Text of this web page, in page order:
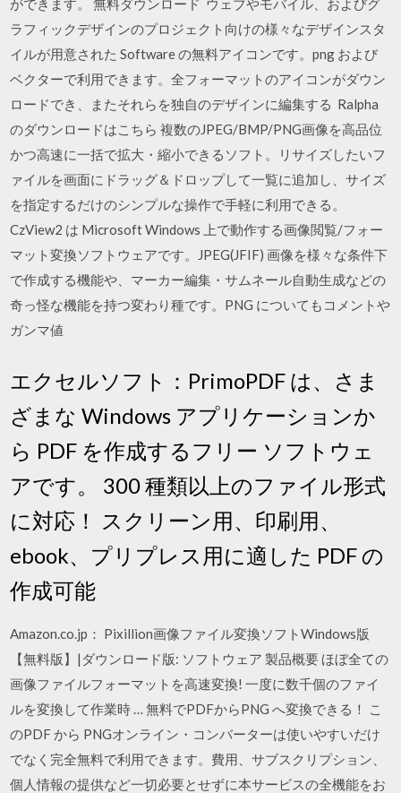
ができます。 無料ダウンロード ウェブやモバイル、およびグ
ラフィックデザインのプロジェクト向けの様々なデザインスタ
イルが用意された Software の無料アイコンです。png および
ベクターで利用できます。全フォーマットのアイコンがダウン
ロードでき、またそれらを独自のデザインに編集する Ralpha
のダウンロードはこちら 複数のJPEG/BMP/PNG画像を高品位
かつ高速に一括で拡大・縮小できるソフト。リサイズしたいフ
ァイルを画面にドラッグ＆ドロップして一覧に追加し、サイズ
を指定するだけのシンプルな操作で手軽に利用できる。
CzView2 は Microsoft Windows 上で動作する画像閲覧/フォー
マット変換ソフトウェアです。JPEG(JFIF) 画像を様々な条件下
で作成する機能や、マーカー編集・サムネール自動生成などの
奇っ怪な機能を持つ変わり種です。PNG についてもコメントや
ガンマ値
エクセルソフト：PrimoPDF は、さま
ざまな Windows アプリケーションか
ら PDF を作成するフリー ソフトウェ
アです。 300 種類以上のファイル形式
に対応！ スクリーン用、印刷用、
ebook、プリプレス用に適した PDF の
作成可能
Amazon.co.jp： Pixillion画像ファイル変換ソフトWindows版
【無料版】|ダウンロード版: ソフトウェア 製品概要 ほぼ全ての
画像ファイルフォーマットを高速変換! 一度に数千個のファイ
ルを変換して作業時 … 無料でPDFからPNG へ変換できる！ こ
のPDF から PNGオンライン・コンバーターは使いやすいだけ
でなく完全無料で利用できます。費用、サブスクリプション、
個人情報の提供など一切必要とせずに本サービスの全機能をお